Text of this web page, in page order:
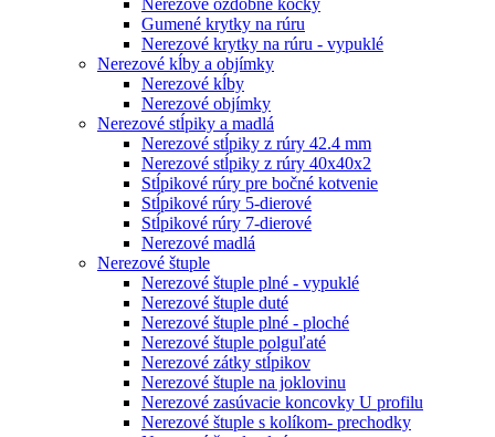
Gumené krytky na rúru
Nerezové krytky na rúru - vypuklé
Nerezové kĺby a objímky
Nerezové kĺby
Nerezové objímky
Nerezové stĺpiky a madlá
Nerezové stĺpiky z rúry 42.4 mm
Nerezové stĺpiky z rúry 40x40x2
Stĺpikové rúry pre bočné kotvenie
Stĺpikové rúry 5-dierové
Stĺpikové rúry 7-dierové
Nerezové madlá
Nerezové štuple
Nerezové štuple plné - vypuklé
Nerezové štuple duté
Nerezové štuple plné - ploché
Nerezové štuple polguľaté
Nerezové zátky stĺpikov
Nerezové štuple na joklovinu
Nerezové zasúvacie koncovky U profilu
Nerezové štuple s kolíkom- prechodky